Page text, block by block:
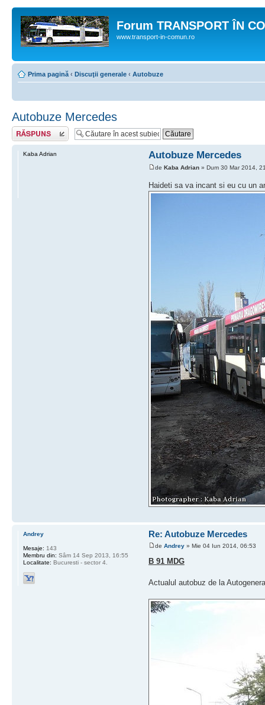
Forum TRANSPORT ÎN
www.transport-in-comun.ro
Prima pagină ‹ Discuţii generale ‹ Autobuze
Autobuze Mercedes
Răspunde
Autobuze Mercedes
de Kaba Adrian» Dum 30 Mar 2014,
Haideti sa va incant si eu cu un
Kaba Adrian
Re: Autobuze Mercedes
de Andrey» Mie 04 Iun 2014, 06:53
B 91 MDG
Actualul autobuz de la
Andrey
Mesaje: 143
Membru din: Sâm 14 Sep 2013, 16:55
Localitate: Bucuresti - sector 4.